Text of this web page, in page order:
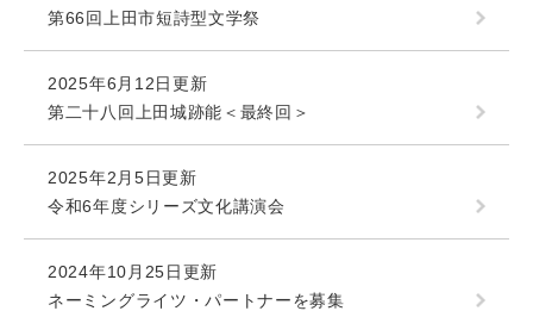
第66回上田市短詩型文学祭
2025年6月12日更新
第二十八回上田城跡能＜最終回＞
2025年2月5日更新
令和6年度シリーズ文化講演会
2024年10月25日更新
ネーミングライツ・パートナーを募集